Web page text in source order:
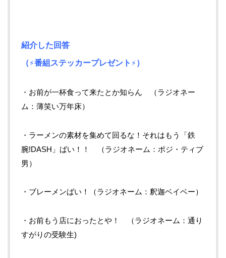
紹介した回答
（⚡番組ステッカープレゼント⚡）
・お前が一杯食って来たとか知らん （ラジオネー
ム：薄笑い万年床）
・ラーメンの素材を集めて回るな！それはもう「鉄
腕!DASH」ばい！！ （ラジオネーム：ポジ・ティブ
男）
・ブレーメンばい！（ラジオネーム：釈迦ベイベー）
・お前もう店におったとや！ （ラジオネーム：通り
すがりの受験生)